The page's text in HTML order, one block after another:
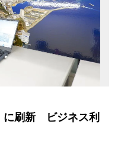
に刷新 ビジネス利